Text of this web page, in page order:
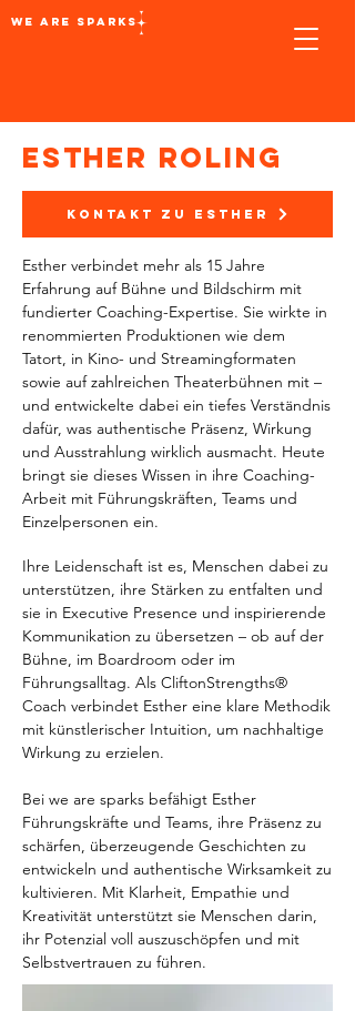
we are sparks
ESTHER ROLING
KONTAKT ZU ESTHER
Esther verbindet mehr als 15 Jahre
Erfahrung auf Bühne und Bildschirm mit
fundierter Coaching-Expertise. Sie wirkte in
renommierten Produktionen wie dem
Tatort, in Kino- und Streamingformaten
sowie auf zahlreichen Theaterbühnen mit –
und entwickelte dabei ein tiefes Verständnis
dafür, was authentische Präsenz, Wirkung
und Ausstrahlung wirklich ausmacht. Heute
bringt sie dieses Wissen in ihre Coaching-
Arbeit mit Führungskräften, Teams und
Einzelpersonen ein.
Ihre Leidenschaft ist es, Menschen dabei zu
unterstützen, ihre Stärken zu entfalten und
sie in Executive Presence und inspirierende
Kommunikation zu übersetzen – ob auf der
Bühne, im Boardroom oder im
Führungsalltag. Als CliftonStrengths®
Coach verbindet Esther eine klare Methodik
mit künstlerischer Intuition, um nachhaltige
Wirkung zu erzielen.
Bei we are sparks befähigt Esther
Führungskräfte und Teams, ihre Präsenz zu
schärfen, überzeugende Geschichten zu
entwickeln und authentische Wirksamkeit zu
kultivieren. Mit Klarheit, Empathie und
Kreativität unterstützt sie Menschen darin,
ihr Potenzial voll auszuschöpfen und mit
Selbstvertrauen zu führen.